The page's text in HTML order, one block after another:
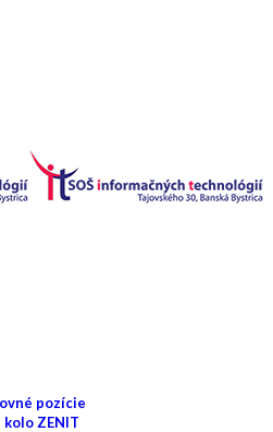
pozície
ZENIT